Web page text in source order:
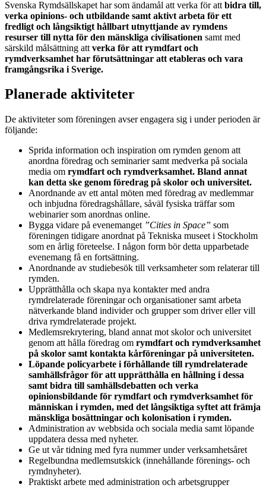
Svenska Rymdsällskapet har som ändamål att verka för att bidra till,
verka opinions- och utbildande samt aktivt arbeta för ett
fredligt och långsiktigt hållbart utnyttjande av rymdens
resurser till nytta för den mänskliga civilisationen samt med
särskild målsättning att verka för att rymdfart och
rymdverksamhet har förutsättningar att etableras och vara
framgångsrika i Sverige.
Planerade aktiviteter
De aktiviteter som föreningen avser engagera sig i under perioden är
följande:
Sprida information och inspiration om rymden genom att
anordna föredrag och seminarier samt medverka på sociala
media om rymdfart och rymdverksamhet. Bland annat
kan detta ske genom föredrag på skolor och universitet.
Anordnande av ett antal möten med föredrag av medlemmar
och inbjudna föredragshållare, såväl fysiska träffar som
webinarier som anordnas online.
Bygga vidare på evenemanget ”Cities in Space” som
föreningen tidigare anordnat på Tekniska museet i Stockholm
som en årlig företeelse. I någon form bör detta upparbetade
evenemang få en fortsättning.
Anordnande av studiebesök till verksamheter som relaterar till
rymden.
Upprätthålla och skapa nya kontakter med andra
rymdrelaterade föreningar och organisationer samt arbeta
nätverkande bland individer och grupper som driver eller vill
driva rymdrelaterade projekt.
Medlemsrekrytering, bland annat mot skolor och universitet
genom att hålla föredrag om rymdfart och rymdverksamhet
på skolor samt kontakta kårföreningar på universiteten.
Löpande policyarbete i förhållande till rymdrelaterade
samhällsfrågor för att upprätthålla en hållning i dessa
samt bidra till samhällsdebatten och verka
opinionsbildande för rymdfart och rymdverksamhet för
människan i rymden, med det långsiktiga syftet att främja
mänskliga bosättningar och kolonisation i rymden.
Administration av webbsida och sociala media samt löpande
uppdatera dessa med nyheter.
Ge ut vår tidning med fyra nummer under verksamhetsåret
Regelbundna medlemsutskick (innehållande förenings- och
rymdnyheter).
Praktiskt arbete med administration och arbetsgrupper